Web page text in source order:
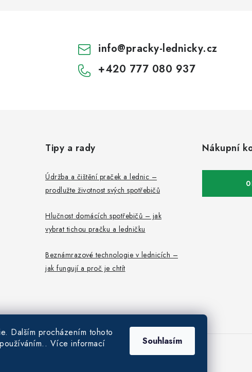
Dalším procházením tohoto
Více informací
Souhlasím
info@pracky-lednicky.cz
+420 777 080 937
Tipy a rady
Údržba a čištění praček a lednic –
prodlužte životnost svých spotřebičů
Hlučnost domácích spotřebičů – jak
vybrat tichou pračku a ledničku
Beznámrazové technologie v lednicích –
jak fungují a proč je chtít
Nákupní
0